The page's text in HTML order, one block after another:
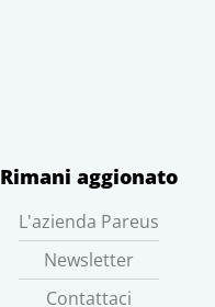
Rimani aggionato
L'azienda Pareus
Newsletter
Contattaci